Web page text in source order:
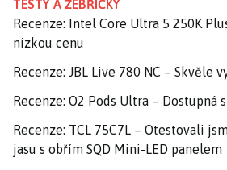
TESTY A ŽEBŘÍČKY
Recenze: Intel Core Ultra 5 250K
nízkou cenu
Recenze: JBL Live 780 NC – Skvěle
Recenze: O2 Pods Ultra – Dostupná
Recenze: TCL 75C7L – Otestovali
jasu s obřím SQD Mini-LED panelem